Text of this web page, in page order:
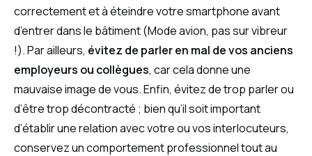
correctement et à éteindre votre smartphone avant
d’entrer dans le bâtiment (Mode avion, pas sur vibreur
!). Par ailleurs, évitez de parler en mal de vos anciens
employeurs ou collègues, car cela donne une
mauvaise image de vous. Enfin, évitez de trop parler ou
d’être trop décontracté ; bien qu’il soit important
d’établir une relation avec votre ou vos interlocuteurs,
conservez un comportement professionnel tout au